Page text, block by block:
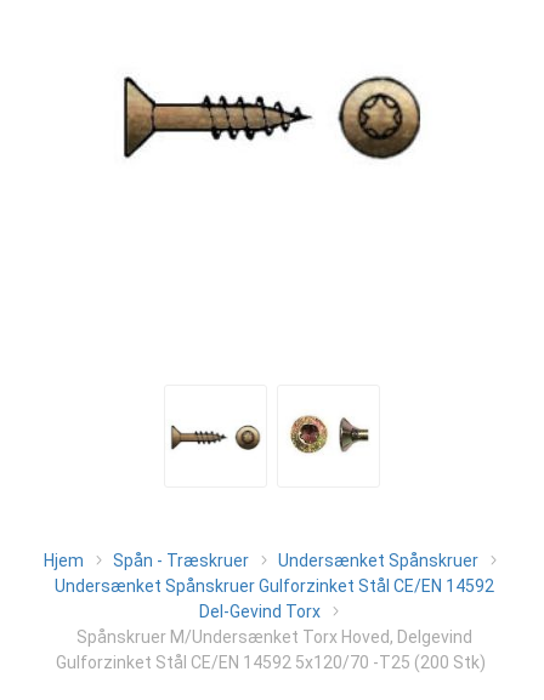
Hjem Spån - Træskruer
Undersænket Spånskruer
Undersænket Spånskruer Gulforzinket Stål CE/EN 14592
Del-Gevind Torx
Spånskruer M/Undersænket Torx Hoved, Delgevind
Gulforzinket Stål CE/EN 14592 5x120/70 -T25 (200 Stk)